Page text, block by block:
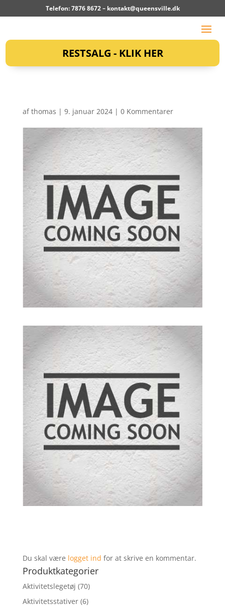
Telefon: 7876 8672 – kontakt@queensville.dk
RESTSALG - KLIK HER
afthomas | 9. januar 2024| 0 Kommentarer
Du skal være logget ind for at skrive en kommentar.
Produktkategorier
Aktivitetslegetøj (70)
Aktivitetsstativer (6)